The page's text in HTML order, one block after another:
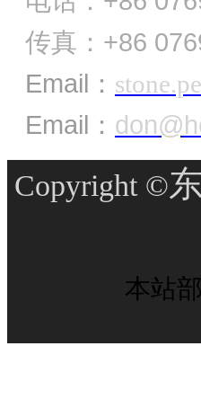
传真：+86
Email：
Email：
Copyright ©
本站